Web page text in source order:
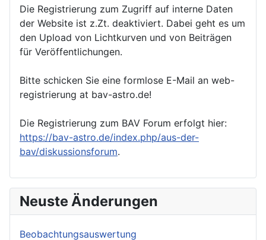
Die Registrierung zum Zugriff auf interne Daten
der Website ist z.Zt. deaktiviert. Dabei geht es um
den Upload von Lichtkurven und von Beiträgen
für Veröffentlichungen.
Bitte schicken Sie eine formlose E-Mail an web-
registrierung at bav-astro.de!
Die Registrierung zum BAV Forum erfolgt hier:
https://bav-astro.de/index.php/aus-der-
bav/diskussionsforum.
Neuste Änderungen
Beobachtungsauswertung